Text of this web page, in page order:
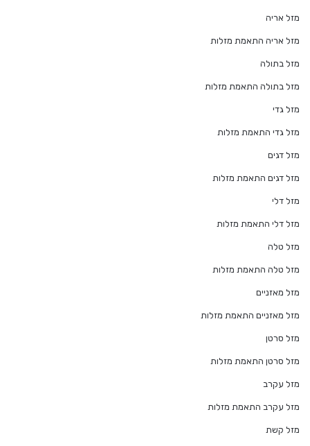
מזל אריה
מזל אריה התאמת מזלות
מזל בתולה
מזל בתולה התאמת מזלות
מזל גדי
מזל גדי התאמת מזלות
מזל דגים
מזל דגים התאמת מזלות
מזל דלי
מזל דלי התאמת מזלות
מזל טלה
מזל טלה התאמת מזלות
מזל מאזניים
מזל מאזניים התאמת מזלות
מזל סרטן
מזל סרטן התאמת מזלות
מזל עקרב
מזל עקרב התאמת מזלות
מזל קשת